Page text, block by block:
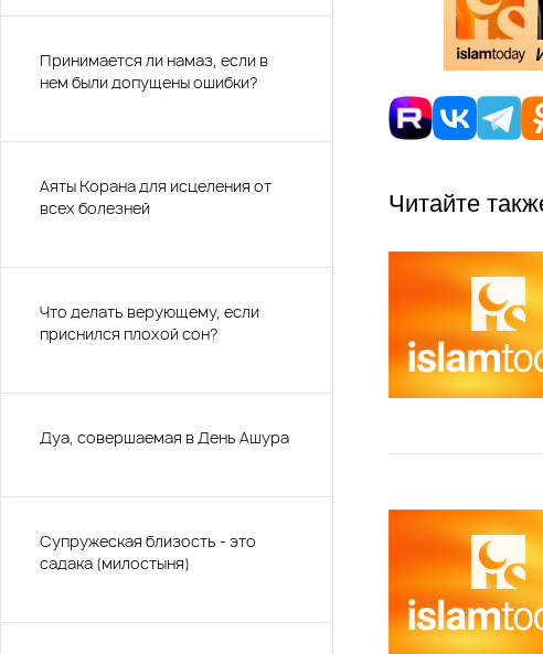
Принимается ли намаз, если в
нем были допущены ошибки?
Аяты Корана для исцеления от
всех болезней
Что делать верующему, если
приснился плохой сон?
Дуа, совершаемая в День Ашура
Супружеская близость - это
садака (милостыня)
Читайте